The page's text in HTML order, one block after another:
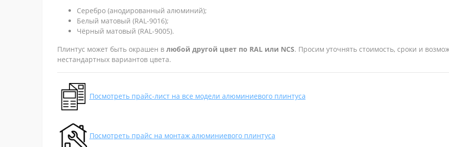
Серебро (анодированный алюминий);
Белый матовый (RAL-9016);
Чёрный матовый (RAL-9005).
Плинтус может быть окрашен в любой другой цвет по RAL или NCS. Просим уточнять стоимость, сроки и
нестандартных вариантов цвета.
Посмотреть прайс-лист на все модели алюминиевого плинтуса
Посмотреть прайс на монтаж алюминиевого плинтуса